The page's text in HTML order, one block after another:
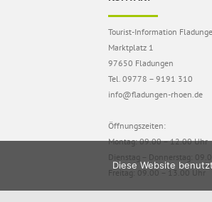
Tourist-Information
Marktplatz 1
97650 Fladungen
Tel. 09778 – 9191 310
info@fladungen-rhoen.de
Öffnungszeiten:
Montag: 09.00 – 12.00 Uhr
Dienstag – Donnerstag:
Freitag: 09.00 – 13.00 Uhr
Diese Website